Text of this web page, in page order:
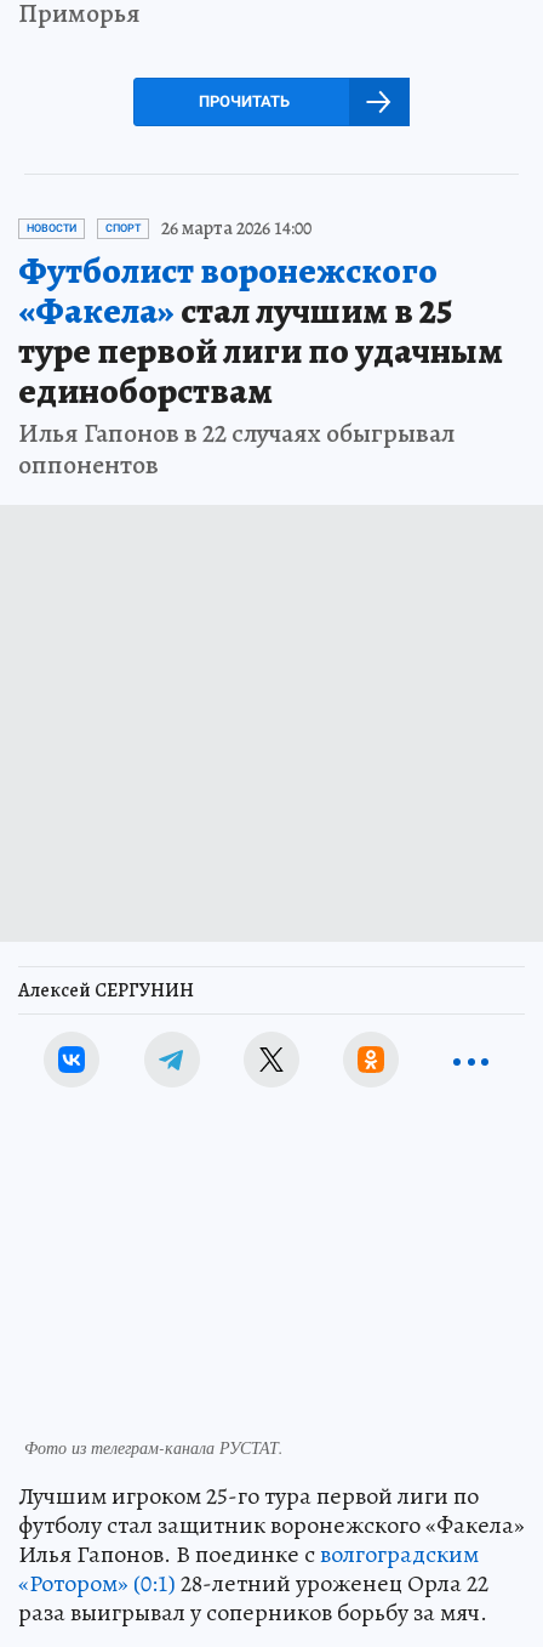
Приморья
ПРОЧИТАТЬ
НОВОСТИ СПОРТ 26 марта 2026 14:00
Футболист воронежского
«Факела»стал лучшим в 25
туре первой лиги по удачным
единоборствам
Илья Гапонов в 22 случаях обыгрывал
оппонентов
Алексей СЕРГУНИН
Фото из телеграм-канала РУСТАТ.
Лучшим игроком 25-го тура первой лиги по
футболу стал защитник воронежского «Факела»
Илья Гапонов. В поединке сволгоградским
«Ротором» (0:1)28-летний уроженец Орла 22
раза выигрывал у соперников борьбу за мяч.